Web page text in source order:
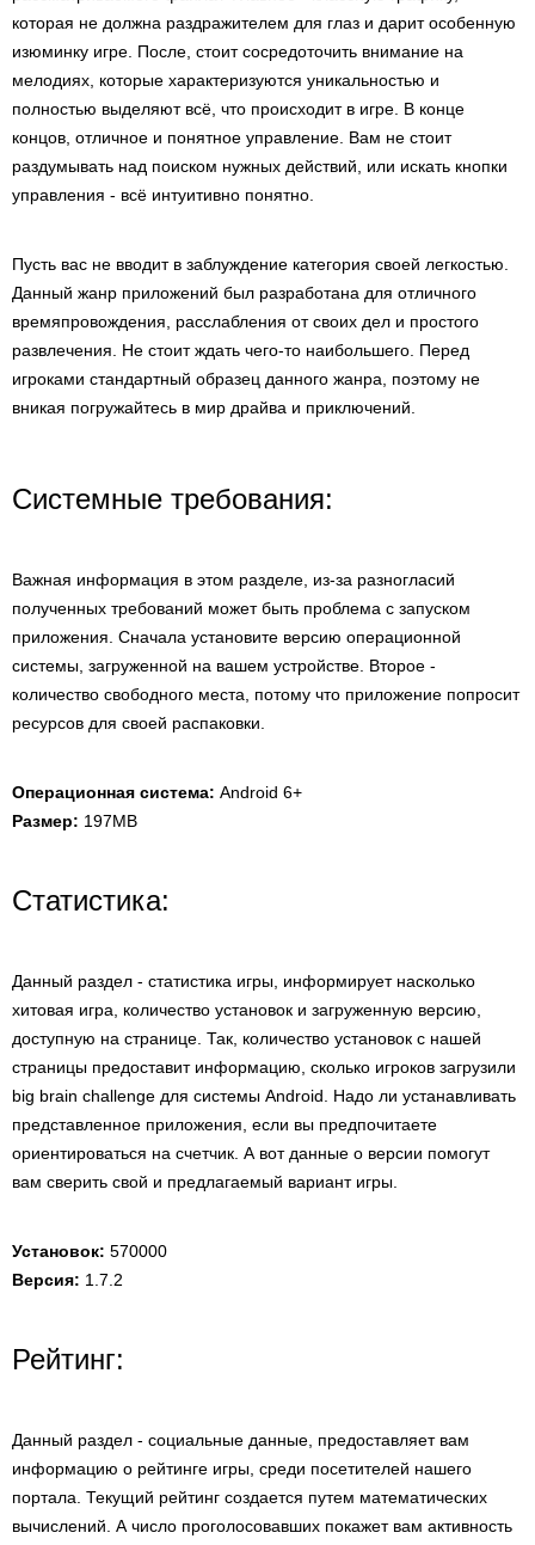
которая не должна раздражителем для глаз и дарит особенную
изюминку игре. После, стоит сосредоточить внимание на
мелодиях, которые характеризуются уникальностью и
полностью выделяют всё, что происходит в игре. В конце
концов, отличное и понятное управление. Вам не стоит
раздумывать над поиском нужных действий, или искать кнопки
управления - всё интуитивно понятно.
Пусть вас не вводит в заблуждение категория своей легкостью.
Данный жанр приложений был разработана для отличного
времяпровождения, расслабления от своих дел и простого
развлечения. Не стоит ждать чего-то наибольшего. Перед
игроками стандартный образец данного жанра, поэтому не
вникая погружайтесь в мир драйва и приключений.
Системные требования:
Важная информация в этом разделе, из-за разногласий
полученных требований может быть проблема с запуском
приложения. Сначала установите версию операционной
системы, загруженной на вашем устройстве. Второе -
количество свободного места, потому что приложение попросит
ресурсов для своей распаковки.
Операционная система: Android 6+
Размер: 197MB
Статистика:
Данный раздел - статистика игры, информирует насколько
хитовая игра, количество установок и загруженную версию,
доступную на странице. Так, количество установок с нашей
страницы предоставит информацию, сколько игроков загрузили
big brain challenge для системы Android. Надо ли устанавливать
представленное приложения, если вы предпочитаете
ориентироваться на счетчик. А вот данные о версии помогут
вам сверить свой и предлагаемый вариант игры.
Установок: 570000
Версия: 1.7.2
Рейтинг:
Данный раздел - социальные данные, предоставляет вам
информацию о рейтинге игры, среди посетителей нашего
портала. Текущий рейтинг создается путем математических
вычислений. А число проголосовавших покажет вам активность